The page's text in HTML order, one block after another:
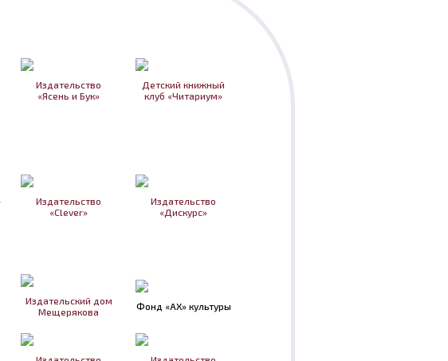
Издательство
«Ясень и Бук»
Детский книжный
клуб «Читариум»
Издательство
«Clever»
Издательство
«Дискурс»
Издательский дом
Мещерякова
Фонд «АХ» культуры